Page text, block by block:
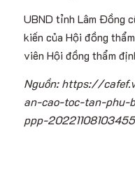
UBND tỉnh Lâm Đồng
kiến của Hội đồng
viên Hội đồng thẩm
Nguồn: https://
an-cao-toc-tan-phu-
ppp-